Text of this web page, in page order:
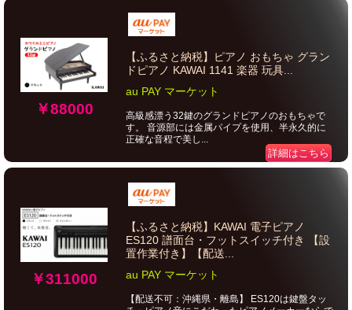
￥88000
【ふるさと納税】ピアノ おもちゃ グラン
ドピアノ KAWAI 1141 楽器 玩具...
au PAY マーケット
高級感漂う32鍵のグランドピアノのおもちゃで
す。 音源部には金属パイプを使用、半永久的に
正確な音程で美し...
詳細はこちら
￥311000
【ふるさと納税】KAWAI 電子ピアノ
ES120 譜面台・フットスイッチ付き 【設
置作業付き】【配送...
au PAY マーケット
【配送不可：沖縄県・離島】 ES120は鍵盤タッ